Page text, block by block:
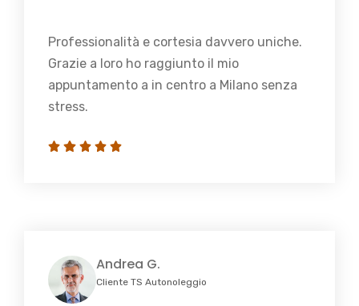
Professionalità e cortesia davvero uniche.
Grazie a loro ho raggiunto il mio
appuntamento a in centro a Milano senza
stress.
Andrea G.
Cliente TS Autonoleggio